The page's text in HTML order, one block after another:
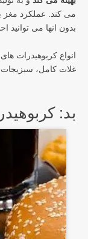
می کند. عملکرد مغز
بدون انها می
انواع کربوهیدرات
غلات کامل،
بد: